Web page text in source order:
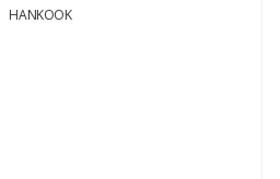
HANKOOK